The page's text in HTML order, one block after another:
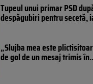
Tupeul unui primar PSD
despăgubiri pentru secetă,
„Slujba mea este
de gol de un mesaj trimis